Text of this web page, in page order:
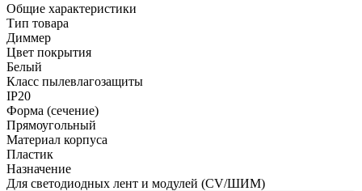
Общие характеристики
Тип товара
Диммер
Цвет покрытия
Белый
Класс пылевлагозащиты
IP20
Форма (сечение)
Прямоугольный
Материал корпуса
Пластик
Назначение
Для светодиодных лент и модулей (CV/ШИМ)